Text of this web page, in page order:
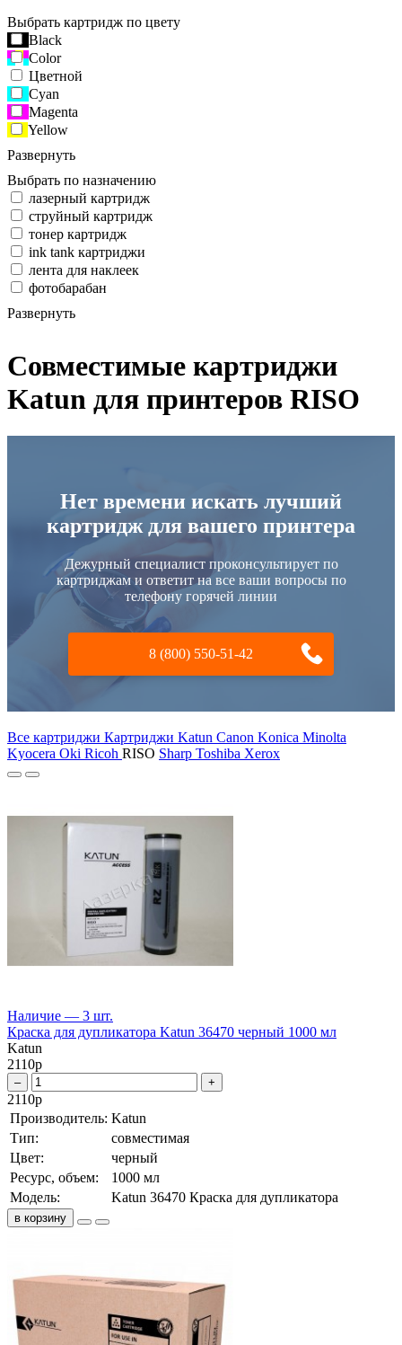
Выбрать картридж по цвету
Black
Color
Цветной
Cyan
Magenta
Yellow
Развернуть
Выбрать по назначению
лазерный картридж
струйный картридж
тонер картридж
ink tank картриджи
лента для наклеек
фотобарабан
Развернуть
Совместимые картриджи
Katun для принтеров RISO
Нет времени искать лучший
картридж для вашего принтера
Дежурный специалист проконсультирует по
картриджам и ответит на все ваши вопросы по
телефону горячей линии
8 (800) 550-51-42
Все картриджи Картриджи Katun Canon Konica Minolta
Kyocera Oki Ricoh RISO Sharp Toshiba Xerox
Наличие — 3 шт.
Краска для дупликатора Katun 36470 черный 1000 мл
Katun
2110р
– +
2110р
Производитель: Katun
Тип:
совместимая
Цвет:
черный
Ресурс, объем:
1000 мл
Модель:
Katun 36470 Краска для дупликатора
в корзину